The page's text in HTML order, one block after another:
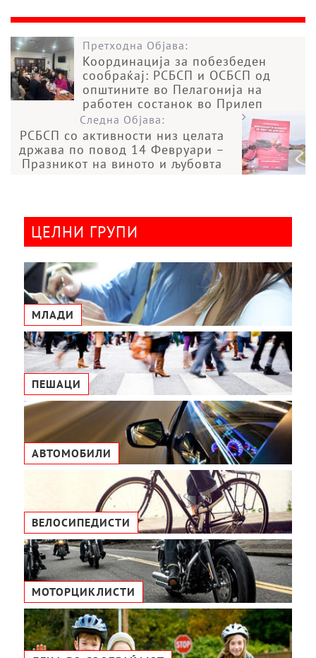
Претходна Објава:
Координација за побезбеден
сообраќај: РСБСП и ОСБСП од
општините во Пелагонија на
работен состанок во Прилеп
Следна Објава:
РСБСП со активности низ целата
држава по повод 14 Февруари –
Празникот на виното и љубовта
ЦЕЛНИ ГРУПИ
МЛАДИ
ПЕШАЦИ
АВТОМОБИЛИ
ВЕЛОСИПЕДИСТИ
МОТОРЦИКЛИСТИ